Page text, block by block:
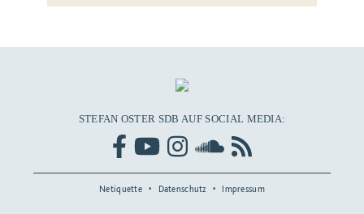
STEFAN OSTER SDB AUF SOCIAL MEDIA:
Netiquette Datenschutz Impressum